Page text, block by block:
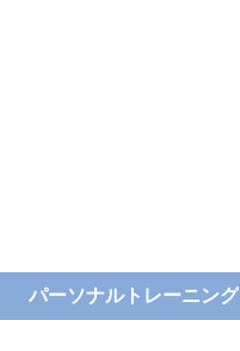
パーソナルトレーニング